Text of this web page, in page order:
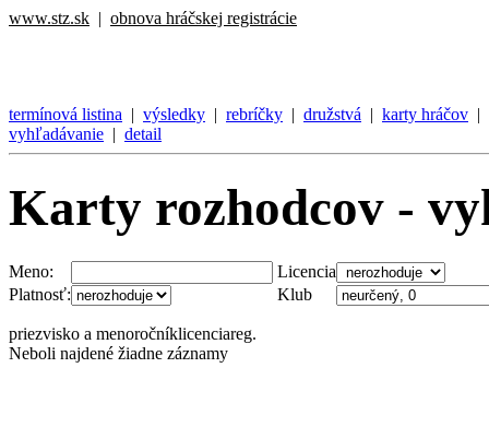
www.stz.sk | obnova hráčskej registrácie
termínová listina | výsledky | rebríčky | družstvá | karty hráčov |
vyhľadávanie | detail
Karty rozhodcov -
Meno:
Licencia
Platnosť:
Klub
priezvisko a menoročníklicenciareg.
Neboli najdené žiadne záznamy